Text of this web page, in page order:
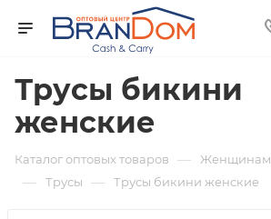
Трусы бикини
женские
Каталог оптовых товаров — Женщинам
— Трусы — Трусы бикини женские